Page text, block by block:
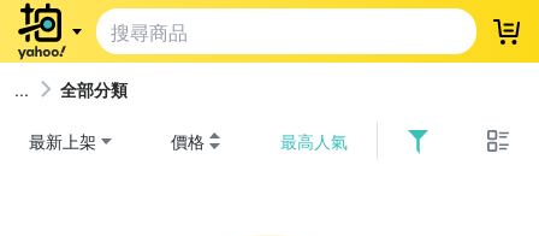
登
全部分類
最新上架 價格 最高人氣